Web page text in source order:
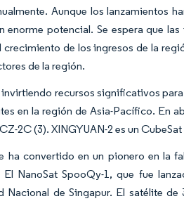
Aunque los lanzamientos
enorme potencial. Se espera que
crecimiento de los ingresos de la
de la región.
recursos significativos
en la región de Asia-Pacífico. En
2C (3). XINGYUAN-2 es un
ha convertido en un pionero en la
El NanoSat SpooQy-1, que fue
Nacional de Singapur. El satélite